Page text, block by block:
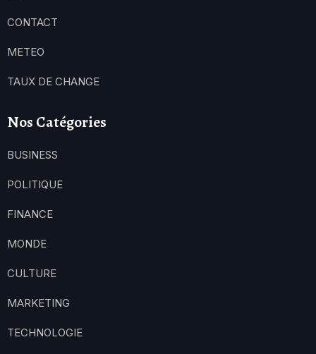
CONTACT
METEO
TAUX DE CHANGE
Nos Catégories
BUSINESS
POLITIQUE
FINANCE
MONDE
CULTURE
MARKETING
TECHNOLOGIE